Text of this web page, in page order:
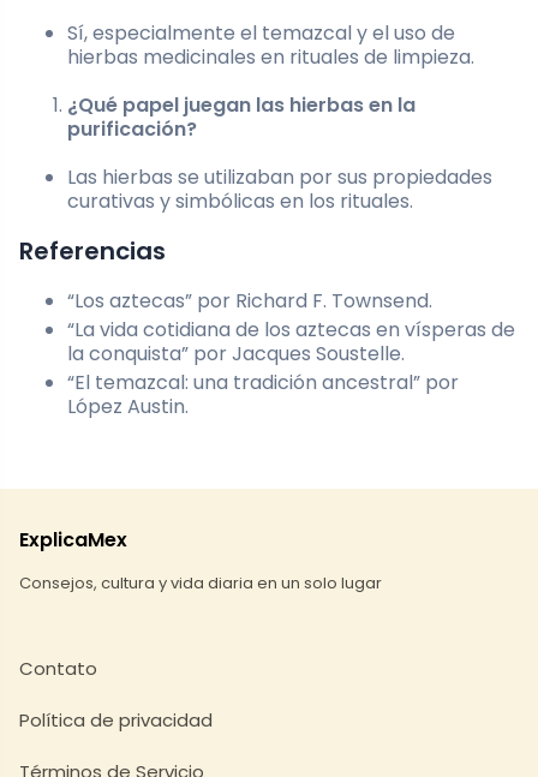
Sí, especialmente el temazcal y el uso de
hierbas medicinales en rituales de limpieza.
¿Qué papel juegan las hierbas en la
purificación?
Las hierbas se utilizaban por sus propiedades
curativas y simbólicas en los rituales.
Referencias
“Los aztecas” por Richard F. Townsend.
“La vida cotidiana de los aztecas en vísperas de
la conquista” por Jacques Soustelle.
“El temazcal: una tradición ancestral” por
López Austin.
ExplicaMex
Consejos, cultura y vida diaria en un solo lugar
Contato
Política de privacidad
Términos de Servicio